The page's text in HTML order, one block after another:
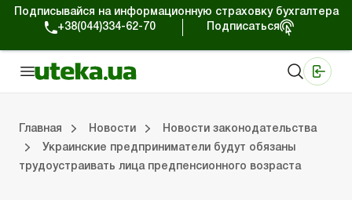
Подписывайся на информационную страховку бухгалтера
+38(044)334-62-70
Подписаться
Главная Новости
Новости законодательства
Украинские предприниматели будут обязаны
трудоустраивать лица предпенсионного возраста